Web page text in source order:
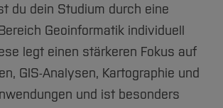
du dein Studium durch eine
Geoinformatik individuell
legt einen stärkeren Fokus auf
GIS-Analysen, Kartographie und
und ist besonders